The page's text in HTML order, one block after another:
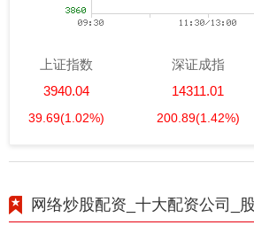
上证指数
3940.04
39.69(1.02%)
深证成指
14311.01
200.89(1.42%)
网络炒股配资_十大配资公司_